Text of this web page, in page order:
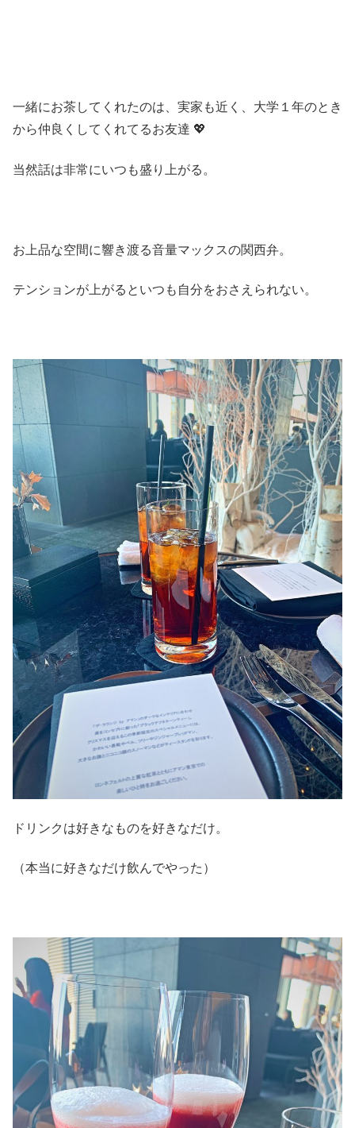
一緒にお茶してくれたのは、実家も近く、大学１年のとき
から仲良くしてくれてるお友達 💖
当然話は非常にいつも盛り上がる。
お上品な空間に響き渡る音量マックスの関西弁。
テンションが上がるといつも自分をおさえられない。
ドリンクは好きなものを好きなだけ。
（本当に好きなだけ飲んでやった）